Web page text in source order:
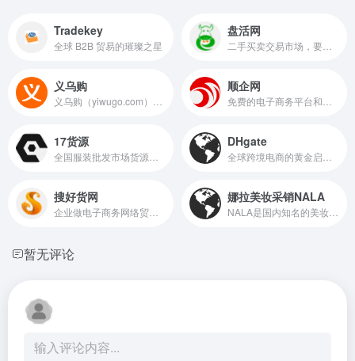
Tradekey
全球 B2B 贸易的璀璨之星
盘活网
义乌购 顺企网
17货源 DHgate
搜好货网 娜拉美妆采销NALA
暂无评论